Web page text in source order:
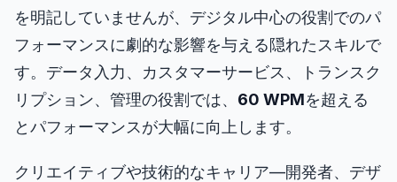
を明記していませんが、デジタル中心の役割でのパ
フォーマンスに劇的な影響を与える隠れたスキルで
す。データ入力、カスタマーサービス、トランスク
リプション、管理の役割では、 60 WPMを超える
とパフォーマンスが大幅に向上します。
クリエイティブや技術的なキャリア—開発者、デザ